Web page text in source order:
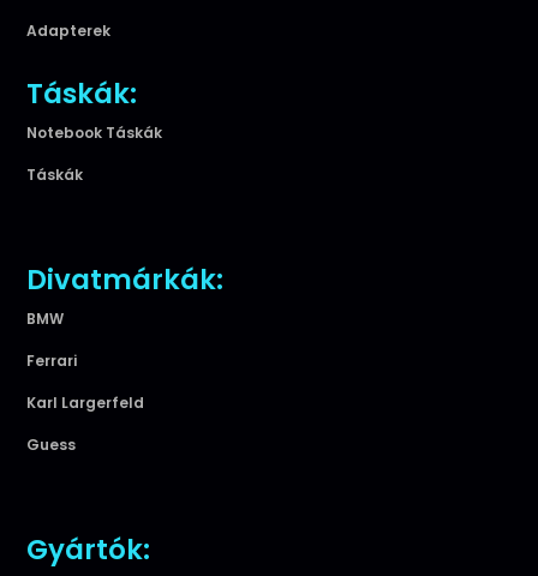
Adapterek
Táskák:
Notebook Táskák
Táskák
Divatmárkák:
BMW
Ferrari
Karl Largerfeld
Guess
Gyártók: